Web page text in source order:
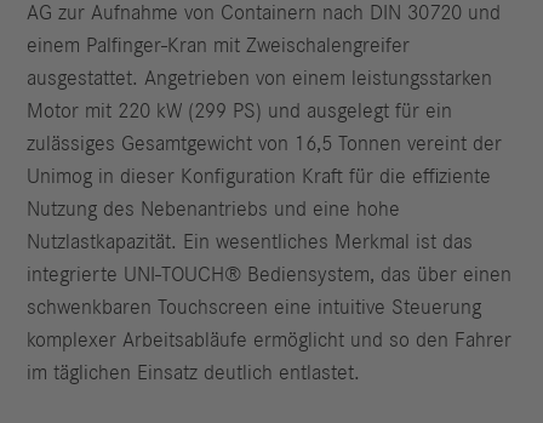
AG zur Aufnahme von Containern nach DIN 30720 und
einem Palfinger-Kran mit Zweischalengreifer
ausgestattet. Angetrieben von einem leistungsstarken
Motor mit 220 kW (299 PS) und ausgelegt für ein
zulässiges Gesamtgewicht von 16,5 Tonnen vereint der
Unimog in dieser Konfiguration Kraft für die effiziente
Nutzung des Nebenantriebs und eine hohe
Nutzlastkapazität. Ein wesentliches Merkmal ist das
integrierte UNI-TOUCH® Bediensystem, das über einen
schwenkbaren Touchscreen eine intuitive Steuerung
komplexer Arbeitsabläufe ermöglicht und so den Fahrer
im täglichen Einsatz deutlich entlastet.